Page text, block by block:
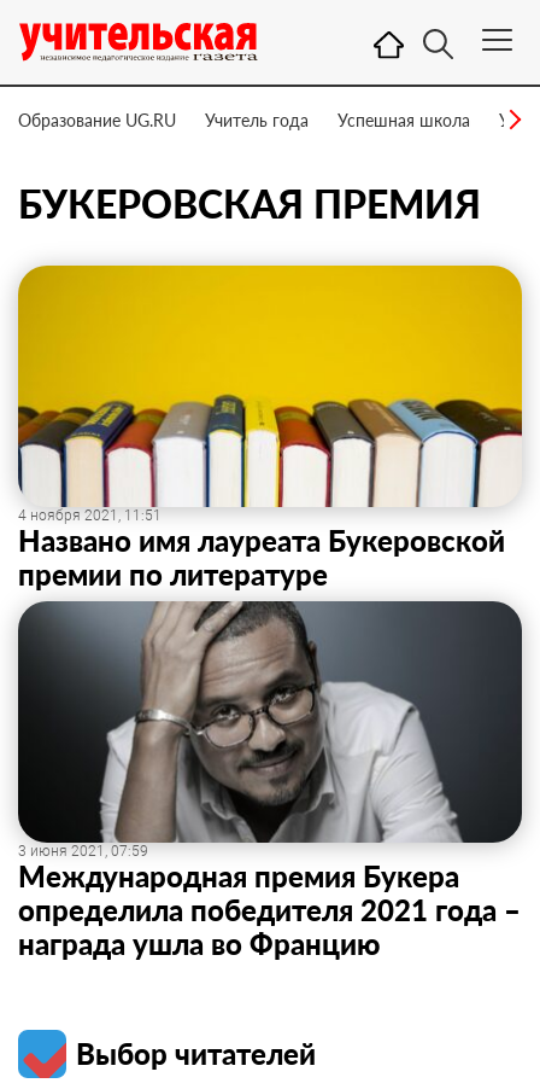
Образование UG.RU Учитель года Успешная школа
БУКЕРОВСКАЯ ПРЕМИЯ
4 ноября 2021, 11:51
Названо имя лауреата Букеровской
премии по литературе
3 июня 2021, 07:59
Международная премия Букера
определила победителя 2021 года –
награда ушла во Францию
Выбор читателей